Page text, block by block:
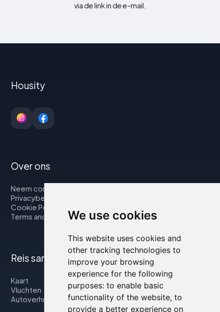
We use cookies
This website uses cookies and
other tracking technologies to
improve your browsing
experience for the following
purposes: to enable basic
functionality of the website, to
provide a better experience on
via de link in de e-mail.
Housity
Over ons
Neem contact op met
Privacybeleid
Cookie Policy
Terms and Conditions
Reis samen met ons
Kaart
Vluchten
Autoverhuur